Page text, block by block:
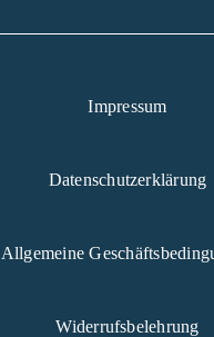
Impressum
Datenschutzerklärung
Allgemeine
Widerrufsbelehrung